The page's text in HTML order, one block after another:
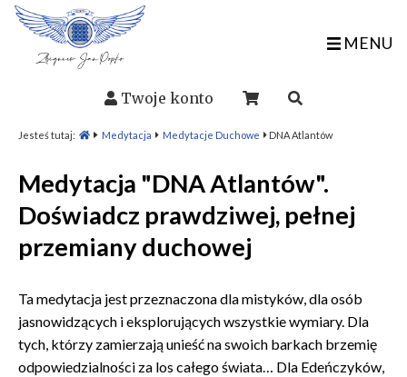
MENU
Twoje konto
Jesteś tutaj: Medytacja Medytacje Duchowe DNA Atlantów
Medytacja "DNA Atlantów".
Doświadcz prawdziwej, pełnej
przemiany duchowej
Ta medytacja jest przeznaczona dla mistyków, dla osób
jasnowidzących i eksplorujących wszystkie wymiary. Dla
tych, którzy zamierzają unieść na swoich barkach brzemię
odpowiedzialności za los całego świata… Dla Edeńczyków,